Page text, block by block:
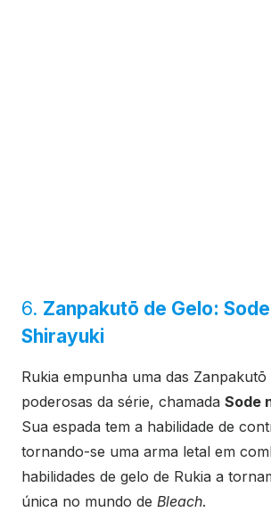
6. Zanpakutō de Gelo:
Shirayuki
Rukia empunha uma das Zanpakutō
poderosas da série, chamada Sode
Sua espada tem a habilidade de
tornando-se uma arma letal em
habilidades de gelo de Rukia a
única no mundo de Bleach.